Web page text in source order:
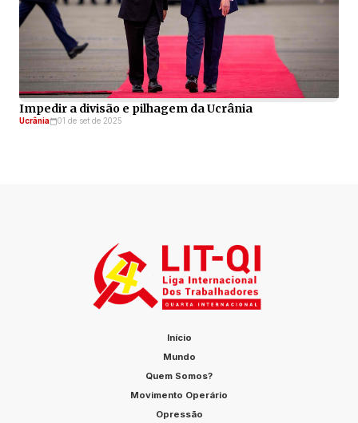
Impedir a divisão e pilhagem da Ucrânia
Ucrânia 01 de set de 2025
Início
Mundo
Quem Somos?
Movimento Operário
Opressão